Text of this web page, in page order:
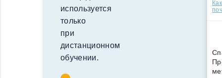
используется
только
при
дистанционном
обучении.